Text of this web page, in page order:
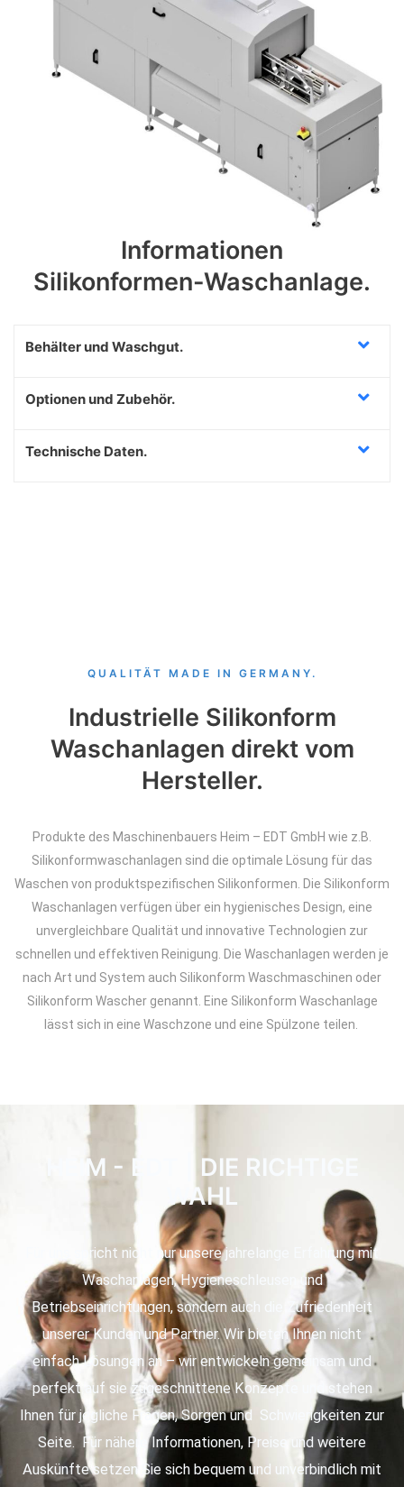
Informationen
Silikonformen-Waschanlage.
Behälter und Waschgut.
Optionen und Zubehör.
Technische Daten.
QUALITÄT MADE IN GERMANY.
Industrielle Silikonform
Waschanlagen direkt vom
Hersteller.
Produkte des Maschinenbauers Heim – EDT GmbH wie z.B.
Silikonformwaschanlagen sind die optimale Lösung für das
Waschen von produktspezifischen Silikonformen. Die Silikonform
Waschanlagen verfügen über ein hygienisches Design, eine
unvergleichbare Qualität und innovative Technologien zur
schnellen und effektiven Reinigung. Die Waschanlagen werden je
nach Art und System auch Silikonform Waschmaschinen oder
Silikonform Wascher genannt. Eine Silikonform Waschanlage
lässt sich in eine Waschzone und eine Spülzone teilen.
HEIM - EDT | DIE RICHTIGE
WAHL
Für uns spricht nicht nur unsere jahrelange Erfahrung mit
Waschanlagen, Hygieneschleusen und
Betriebseinrichtungen, sondern auch die Zufriedenheit
unserer Kunden und Partner. Wir bieten Ihnen nicht
einfach Lösungen an – wir entwickeln gemeinsam und
perfekt auf sie zugeschnittene Konzepte und stehen
Ihnen für jegliche Fragen, Sorgen und Schwierigkeiten zur
Seite. Für nähere Informationen, Preise und weitere
Auskünfte setzen Sie sich bequem und unverbindlich mit